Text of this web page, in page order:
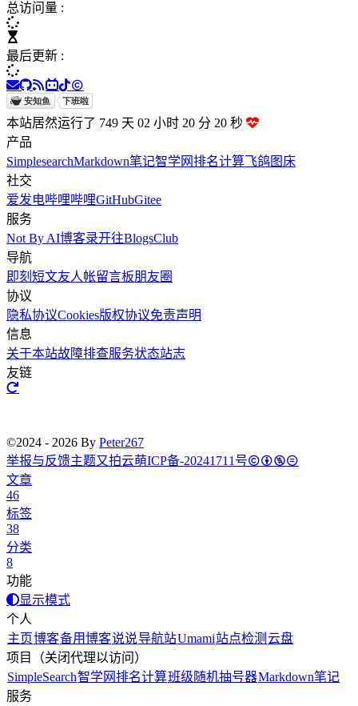
总访问量 :
最后更新 :
本站居然运行了 749 天 02 小时 20 分 21 秒
产品
SimplesearchMarkdown笔记智学网排名计算飞鸽图床
社交
爱发电哔哩哔哩GitHubGitee
服务
Not By AI博客录开往BlogsClub
导航
即刻短文友人帐留言板朋友圈
协议
隐私协议Cookies版权协议免责声明
信息
关于本站故障排查服务状态站志
友链
©2024 - 2026 By Peter267
举报与反馈主题又拍云萌ICP备-20241711号
文章
46
标签
38
分类
8
功能
显示模式
个人
主页博客备用博客说说导航站Umami站点检测 云盘
项目（关闭代理以访问）
SimpleSearch智学网排名计算班级随机抽号器Markdown笔记
服务